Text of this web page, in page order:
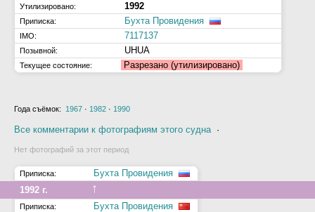
Утилизировано: 1992
Приписка: Бухта Провидения
IMO: 7117137
Позывной: UHUA
Текущее состояние: Разрезано (утилизировано)
Года съёмок: 1967 · 1982 · 1990
Все комментарии к фотографиям этого судна·
Нет фотографий за этот период
Приписка:
Бухта Провидения
1992 г.
↑
Приписка: Бухта Провидения